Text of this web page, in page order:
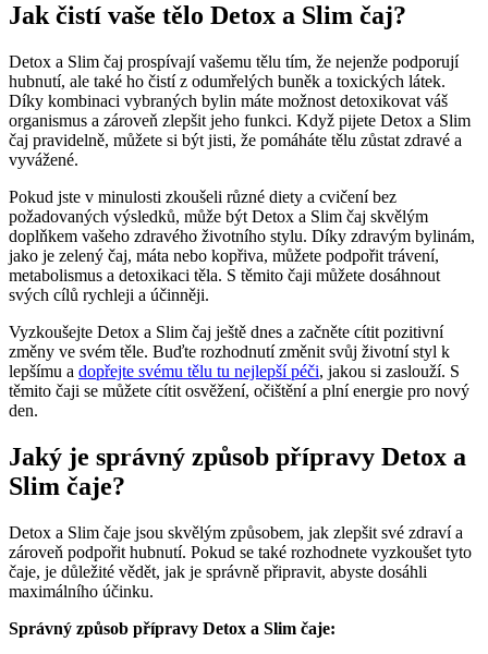
Jak čistí vaše tělo Detox a Slim čaj?
Detox a Slim čaj prospívají vašemu tělu tím, že nejenže podporují
hubnutí, ale také ho čistí z odumřelých buněk a toxických látek.
Díky kombinaci vybraných bylin máte možnost detoxikovat váš
organismus a zároveň zlepšit jeho funkci. Když pijete Detox a Slim
čaj pravidelně, můžete si být jisti, že pomáháte tělu zůstat zdravé a
vyvážené.
Pokud jste v minulosti zkoušeli různé diety a cvičení bez
požadovaných výsledků, může být Detox a Slim čaj skvělým
doplňkem vašeho zdravého životního stylu. Díky zdravým bylinám,
jako je zelený čaj, máta nebo kopřiva, můžete podpořit trávení,
metabolismus a detoxikaci těla. S těmito čaji můžete dosáhnout
svých cílů rychleji a účinněji.
Vyzkoušejte Detox a Slim čaj ještě dnes a začněte cítit pozitivní
změny ve svém těle. Buďte rozhodnutí změnit svůj životní styl k
lepšímu a dopřejte svému tělu tu nejlepší péči, jakou si zaslouží. S
těmito čaji se můžete cítit osvěžení, očištění a plní energie pro nový
den.
Jaký je správný způsob přípravy Detox a
Slim čaje?
Detox a Slim čaje jsou skvělým způsobem, jak zlepšit své zdraví a
zároveň podpořit hubnutí. Pokud se také rozhodnete vyzkoušet tyto
čaje, je důležité vědět, jak je správně připravit, abyste dosáhli
maximálního účinku.
Správný způsob přípravy Detox a Slim čaje: